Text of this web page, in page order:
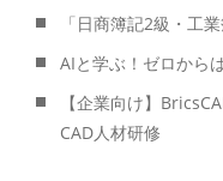
「日商簿記2級・工
AIと学ぶ！ゼロから
【企業向け】
CAD人材研修